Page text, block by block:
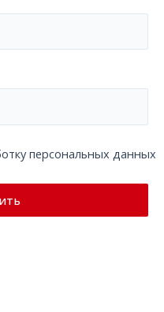
персональных данных